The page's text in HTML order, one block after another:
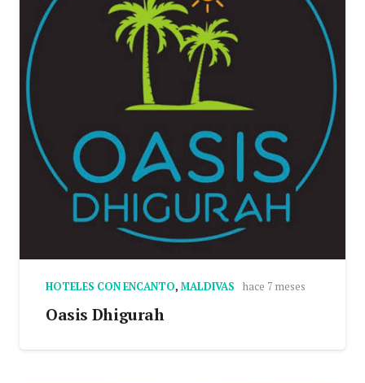
HOTELES CON ENCANTO, MALDIVAS hace 7 meses
Oasis Dhigurah